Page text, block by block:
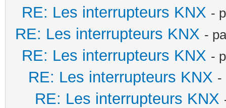
RE: Les interrupteurs KNX -
RE: Les interrupteurs KNX -
RE: Les interrupteurs KNX -
RE: Les interrupteurs KNX -
RE: Les interrupteurs KNX